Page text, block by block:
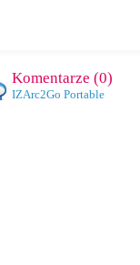
Komentarze (0)
IZArc2Go Portable